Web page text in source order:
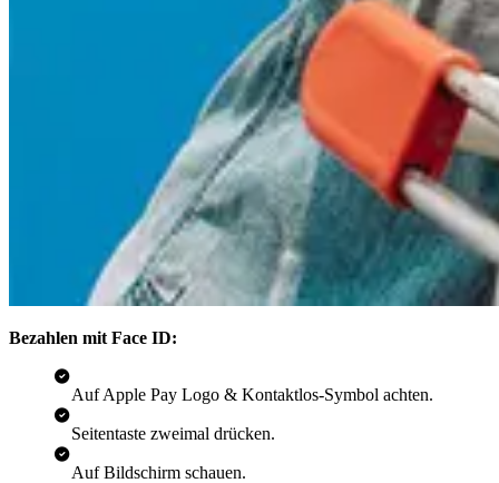
Bezahlen mit Face ID:
Auf Apple Pay Logo & Kontaktlos-Symbol achten.
Seitentaste zweimal drücken.
Auf Bildschirm schauen.